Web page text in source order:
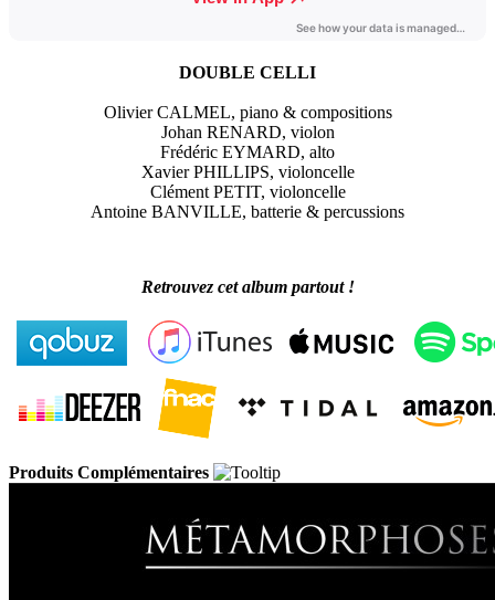
DOUBLE CELLI
Olivier CALMEL, piano & compositions
Johan RENARD, violon
Frédéric EYMARD, alto
Xavier PHILLIPS, violoncelle
Clément PETIT, violoncelle
Antoine BANVILLE, batterie & percussions
Retrouvez cet album partout !
Produits Complémentaires